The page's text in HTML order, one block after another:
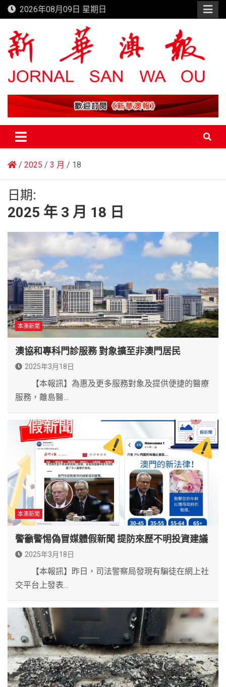
Skip
to
content
2026年08月09日 星期日
新華澳報
2025 3 月 18
日期:
2025 年 3 月 18 日
本澳新聞
澳協和專科門診服務 對象擴至非澳門居民
2025年3月18日
【本報訊】為惠及更多服務對象及提供便捷的醫療
服務，離島醫…
本澳新聞
警籲警惕偽冒媒體假新聞 提防來歷不明投資建議
2025年3月18日
【本報訊】昨日，司法警察局發現有騙徒在網上社
交平台上發表…